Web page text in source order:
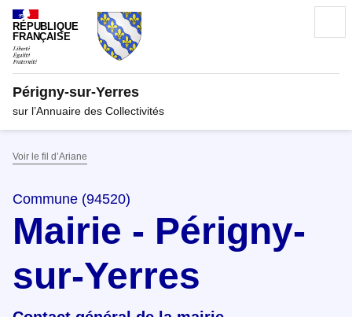
RÉPUBLIQUE
FRANÇAISE
Périgny-sur-Yerres
sur l’Annuaire des Collectivités
Voir le fil d’Ariane
Commune (94520)
Mairie - Périgny-
sur-Yerres